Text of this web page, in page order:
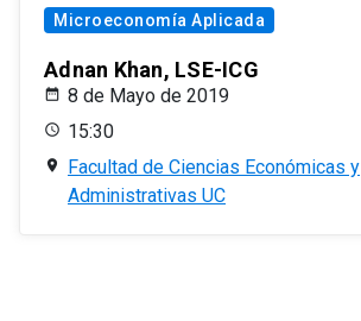
Microeconomía Aplicada
Adnan Khan, LSE-ICG
8 de Mayo de 2019
15:30
Facultad de Ciencias Económicas y
Administrativas UC